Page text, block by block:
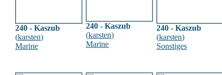
240 - Kaszub
(karsten)
Marine
240 - Kaszub
(karsten)
Marine
240 - Kaszub
(karsten)
Sonstiges